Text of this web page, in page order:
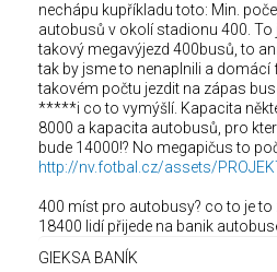
nechápu kupříkladu toto: Min.
autobusů v okolí stadionu 400. To
takový megavýjezd 400busů, to ani
tak by jsme to nenaplnili a
takovém počtu jezdit na zápas
*****i co to vymýšlí. Kapacita
8000 a kapacita autobusů, pro
bude 14000!? No megapičus to
http://nv.fotbal.cz/assets/
400 míst pro autobusy? co to je
18400 lidí přijede na banik
GIEKSA BANÍK